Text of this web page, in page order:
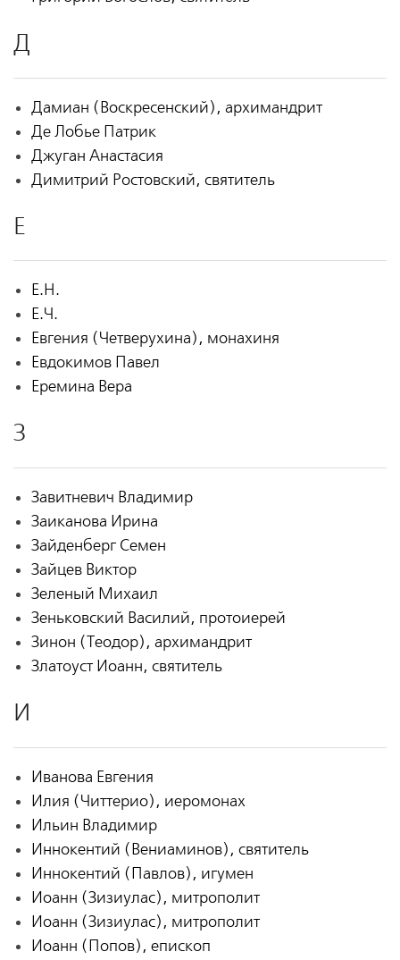
Д
Дамиан (Воскресенский), архимандрит
Де Лобье Патрик
Джуган Анастасия
Димитрий Ростовский, святитель
Е
Е.Н.
Е.Ч.
Евгения (Четверухина), монахиня
Евдокимов Павел
Еремина Вера
З
Завитневич Владимир
Заиканова Ирина
Зайденберг Семен
Зайцев Виктор
Зеленый Михаил
Зеньковский Василий, протоиерей
Зинон (Теодор), архимандрит
Златоуст Иоанн, святитель
И
Иванова Евгения
Илия (Читтерио), иеромонах
Ильин Владимир
Иннокентий (Вениаминов), святитель
Иннокентий (Павлов), игумен
Иоанн (Зизиулас), митрополит
Иоанн (Зизиулас), митрополит
Иоанн (Попов), епископ